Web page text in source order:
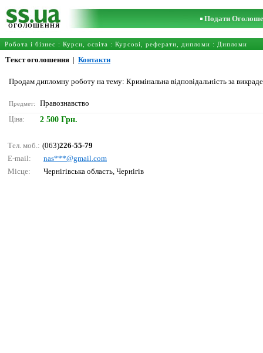
ОГОЛОШЕННЯ
Подати
Робота і бізнес : Курси, освіта : Курсові, реферати, дипломи : Дипломи
Текст оголошення | Контакти
Продам дипломну роботу на тему: Кримінальна відповідальність за
Предмет: Правознавство
Ціна: 2 500 Грн.
Тел. моб.: (063)226-55-79
E-mail:
nаs***@gmаil.соm
Місце:
Чернігівська область, Чернігів